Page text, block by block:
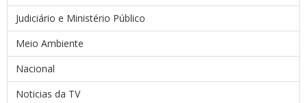
Judiciário e Ministério Público
Meio Ambiente
Nacional
Noticias da TV